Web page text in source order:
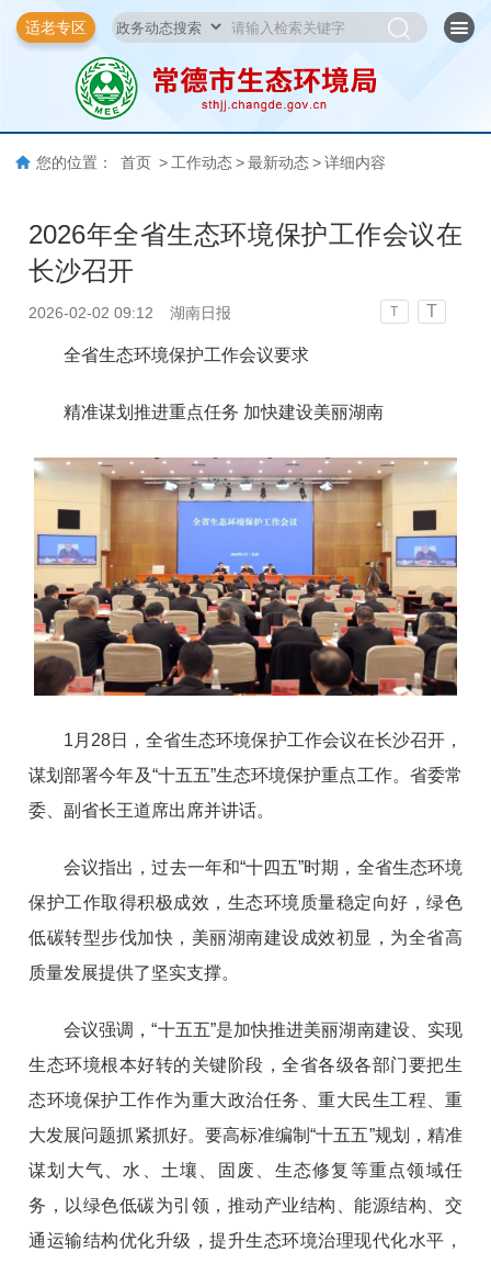
适老专区
您的位置： 首页 > 工作动态 > 最新动态 > 详细内容
2026年全省生态环境保护工作会议在
长沙召开
2026-02-02 09:12 湖南日报 T T
全省生态环境保护工作会议要求
精准谋划推进重点任务 加快建设美丽湖南
1月28日，全省生态环境保护工作会议在长沙召开，
谋划部署今年及“十五五”生态环境保护重点工作。省委常
委、副省长王道席出席并讲话。
会议指出，过去一年和“十四五”时期，全省生态环境
保护工作取得积极成效，生态环境质量稳定向好，绿色
低碳转型步伐加快，美丽湖南建设成效初显，为全省高
质量发展提供了坚实支撑。
会议强调，“十五五”是加快推进美丽湖南建设、实现
生态环境根本好转的关键阶段，全省各级各部门要把生
态环境保护工作作为重大政治任务、重大民生工程、重
大发展问题抓紧抓好。要高标准编制“十五五”规划，精准
谋划大气、水、土壤、固废、生态修复等重点领域任
务，以绿色低碳为引领，推动产业结构、能源结构、交
通运输结构优化升级，提升生态环境治理现代化水平，